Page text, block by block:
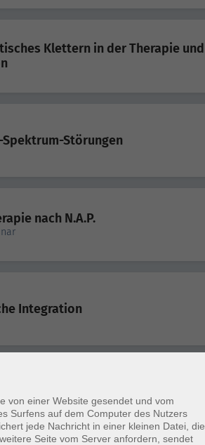
Klettern in der Therapie und
Störungen
nach N.A.P.
Integration
Training für langfristige Entwicklung
von einer Website gesendet und vom
Surfens auf dem Computer des Nutzers
jede Nachricht in einer kleinen Datei, die
Seite vom Server anfordern, sendet